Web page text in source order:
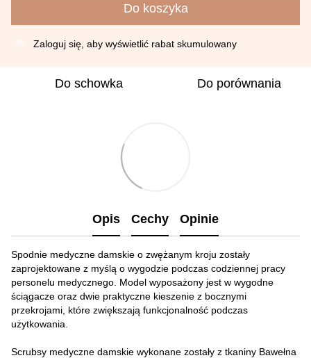
Do koszyka
Zaloguj się , aby wyświetlić rabat skumulowany
Do schowka Do porównania
Opis Cechy Opinie
Spodnie medyczne damskie o zwężanym kroju zostały
zaprojektowane z myślą o wygodzie podczas codziennej pracy
personelu medycznego. Model wyposażony jest w wygodne
ściągacze oraz dwie praktyczne kieszenie z bocznymi
przekrojami, które zwiększają funkcjonalność podczas
użytkowania.
Scrubsy medyczne damskie wykonane zostały z tkaniny Bawełna